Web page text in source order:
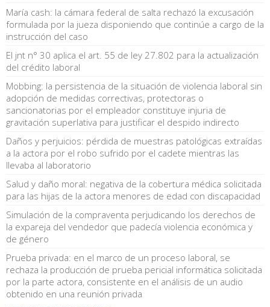
María cash: la cámara federal de salta rechazó la excusación
formulada por la jueza disponiendo que continúe a cargo de la
instrucción del caso
El jnt n° 30 aplica el art. 55 de ley 27.802 para la actualización
del crédito laboral
Mobbing: la persistencia de la situación de violencia laboral sin
adopción de medidas correctivas, protectoras o
sancionatorias por el empleador constituye injuria de
gravitación superlativa para justificar el despido indirecto
Daños y perjuicios: pérdida de muestras patológicas extraídas
a la actora por el robo sufrido por el cadete mientras las
llevaba al laboratorio
Salud y daño moral: negativa de la cobertura médica solicitada
para las hijas de la actora menores de edad con discapacidad
Simulación de la compraventa perjudicando los derechos de
la expareja del vendedor que padecía violencia económica y
de género
Prueba privada: en el marco de un proceso laboral, se
rechaza la producción de prueba pericial informática solicitada
por la parte actora, consistente en el análisis de un audio
obtenido en una reunión privada